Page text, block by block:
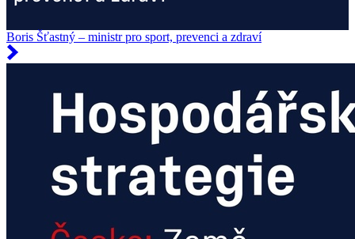
Boris Šťastný – ministr pro sport, prevenci a zdraví